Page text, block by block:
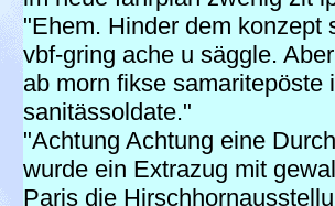
"Ehem. Hinder dem konzept
vbf-gring ache u säggle.
ab morn fikse samaritepöste
sanitässoldate."
"Achtung Achtung eine
wurde ein Extrazug mit
Paris die